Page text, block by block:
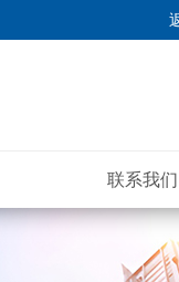
联系我们